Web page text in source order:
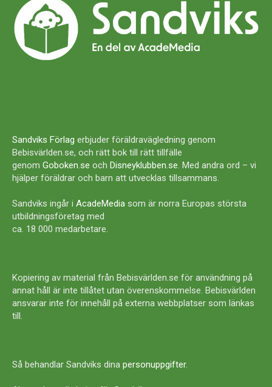
Sandviks Förlag erbjuder föräldravägledning genom
Bebisvärlden.se, och rätt bok till rätt tillfälle
genom Goboken.se och Disneyklubben.se. Med andra ord – vi
hjälper föräldrar och barn att utvecklas tillsammans.
Sandviks ingår i AcadeMedia som är norra Europas största
utbildningsföretag med
ca. 18 000 medarbetare.
Kopiering av material från Bebisvärlden.se för användning på
annat håll är inte tillåtet utan överenskommelse. Bebisvärlden
ansvarar inte för innehåll på externa webbplatser som länkas
till.
Så behandlar Sandviks dina personuppgifter.